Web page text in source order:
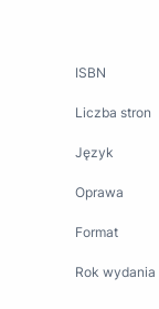
ISBN
Liczba stron
Język
Oprawa
Format
Rok wydania